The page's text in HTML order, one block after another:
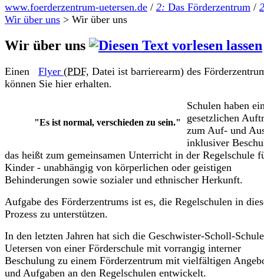
www.foerderzentrum-uetersen.de / 2: Das Förderzentrum /
Wir über uns > Wir über uns
Wir über uns
Einen Flyer (PDF, Datei ist barrierearm) des
können Sie hier erhalten.
"Es ist normal, verschieden zu sein."
Schulen haben
gesetzlichen
zum Auf- und
inklusiver
das heißt zum gemeinsamen Unterricht in der Regelschule
Kinder - unabhängig von körperlichen oder geistigen
Behinderungen sowie sozialer und ethnischer Herkunft.
Aufgabe des Förderzentrums ist es, die Regelschulen in
Prozess zu unterstützen.
In den letzten Jahren hat sich die Geschwister-Scholl-Schule
Uetersen von einer Förderschule mit vorrangig interner
Beschulung zu einem Förderzentrum mit vielfältigen
und Aufgaben an den Regelschulen entwickelt.